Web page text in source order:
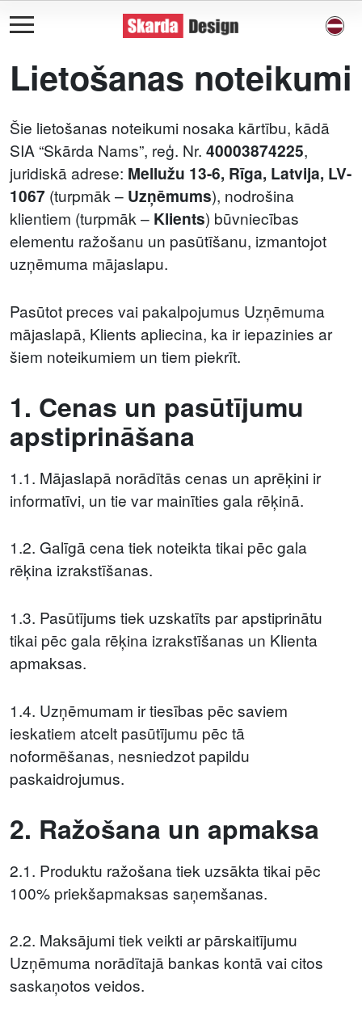
Lietošanas noteikumi
Šie lietošanas noteikumi nosaka kārtību, kādā
SIA “Skārda Nams”, reģ. Nr. 40003874225,
juridiskā adrese: Mellužu 13-6, Rīga, Latvija, LV-
1067 (turpmāk – Uzņēmums), nodrošina
klientiem (turpmāk – Klients) būvniecības
elementu ražošanu un pasūtīšanu, izmantojot
uzņēmuma mājaslapu.
Pasūtot preces vai pakalpojumus Uzņēmuma
mājaslapā, Klients apliecina, ka ir iepazinies ar
šiem noteikumiem un tiem piekrīt.
1. Cenas un pasūtījumu
apstiprināšana
1.1. Mājaslapā norādītās cenas un aprēķini ir
informatīvi, un tie var mainīties gala rēķinā.
1.2. Galīgā cena tiek noteikta tikai pēc gala
rēķina izrakstīšanas.
1.3. Pasūtījums tiek uzskatīts par apstiprinātu
tikai pēc gala rēķina izrakstīšanas un Klienta
apmaksas.
1.4. Uzņēmumam ir tiesības pēc saviem
ieskatiem atcelt pasūtījumu pēc tā
noformēšanas, nesniedzot papildu
paskaidrojumus.
2. Ražošana un apmaksa
2.1. Produktu ražošana tiek uzsākta tikai pēc
100% priekšapmaksas saņemšanas.
2.2. Maksājumi tiek veikti ar pārskaitījumu
Uzņēmuma norādītajā bankas kontā vai citos
saskaņotos veidos.